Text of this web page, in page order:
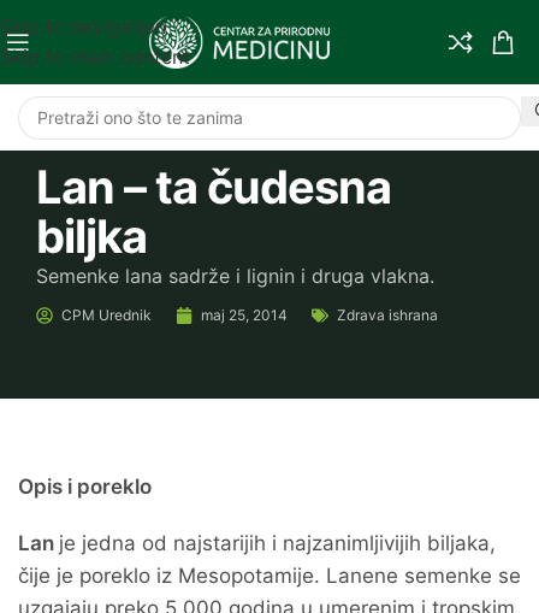
Skip to navigation
Skip to main content
Lan – ta čudesna
biljka
Semenke lana sadrže i lignin i druga vlakna.
CPM Urednik maj 25, 2014 Zdrava ishrana
Opis i poreklo
Lan je jedna od najstarijih i najzanimljivijih biljaka,
čije je poreklo iz Mesopotamije. Lanene semenke se
uzgajaju preko 5 000 godina u umerenim i tropskim